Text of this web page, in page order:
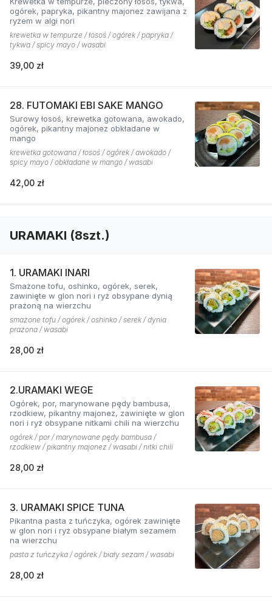
ogórek, papryka, pikantny majonez zawijana z
ryżem w algi nori
krewetka w tempurze / łosoś / ogórek / papryka /
tykwa / spicy mayo / wasabi
39,00 zł
28. FUTOMAKI EBI SAKE MANGO
Surowy łosoś, krewetka gotowana, awokado,
ogórek, pikantny majonez obkładane w
mango
krewetka gotowana / łosoś / ogórek / awokado /
spicy mayo / obkładane w mango / wasabi
42,00 zł
URAMAKI (8szt.)
1. URAMAKI INARI
Smażone tofu, oshinko, ogórek, serek,
zawinięte w glon nori i ryż obsypane dynią
prażoną na wierzchu
smażone tofu / ogórek / oshinko / serek / dynia
prażona / wasabi
28,00 zł
2.URAMAKI WEGE
Ogórek, por, marynowane pędy bambusa,
rzodkiew, pikantny majonez, zawinięte w glon
nori i ryż obsypane nitkami chili na wierzchu
ogórek / por / marynowane pędy bambusa /
rzodkiew / pikantny majonez / wasabi / nitki chili
28,00 zł
3. URAMAKI SPICE TUNA
Pikantna pasta z tuńczyka, ogórek zawinięte
w glon nori i ryż obsypane białym sezamem
na wierzchu
pasta z tuńczyka / ogórek / biały sezam / wasabi
28,00 zł